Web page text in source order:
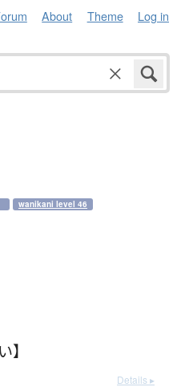
About Theme Log in
wanikani level 46
】
Details ▸